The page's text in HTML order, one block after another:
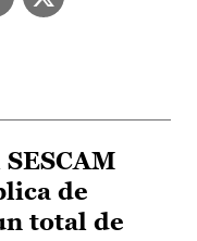
de
total de